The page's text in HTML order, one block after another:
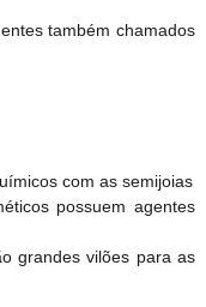
também chamados
com as semijoias
possuem agentes
grandes vilões para as